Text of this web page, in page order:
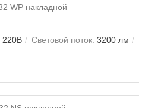
220В Световой поток: 3200 лм